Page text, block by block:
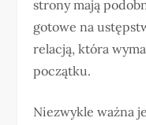
strony mają
gotowe na
relacją, która
początku.
Niezwykle ważna